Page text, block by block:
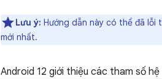
Lưu ý: Hướng dẫn này có thể đã lỗi
mới nhất.
Android 12 giới thiệu các tham số